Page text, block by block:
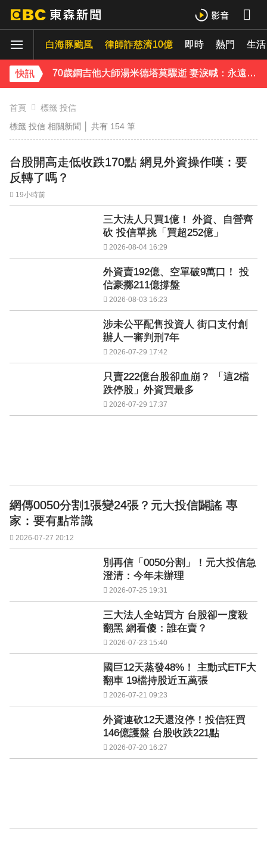
白海豚颱風 律師詐慈濟10億 即時 熱門 生活
快訊
中颱白海豚接近中 晚間至8/9最靠近
《理財達人秀》X 安聯投信免費講座報名中！搶先卡位 2027
70歲鋼吉他大師湯米德塔莫驟逝 妻淚喊：永遠是我一生摯愛
下載東森App，隨時掌握天下大小事！
熊本強震！台灣送帳篷成搶手物資 日網讚：比政府還快
首頁
標籤 投信
標籤 投信 相關新聞 │ 共有 154 筆
台股開高走低收跌170點 網見外資操作嘆：要
反轉了嗎？
19小時前
三大法人只買1億！ 外資、自營齊
砍 投信單挑「買超252億」
2026-08-04 16:29
外資賣192億、空單破9萬口！ 投
信豪擲211億撐盤
2026-08-03 16:23
涉未公平配售投資人 街口支付創
辦人一審判刑7年
2026-07-29 17:42
只賣222億台股卻血崩？ 「這2檔
跌停股」外資買最多
2026-07-29 17:37
網傳0050分割1張變24張？元大投信闢謠 專
家：要有點常識
2026-07-27 20:12
別再信「0050分割」！元大投信急
澄清：今年未辦理
2026-07-25 19:31
三大法人全站買方 台股卻一度殺
翻黑 網看傻：誰在賣？
2026-07-23 15:40
國巨12天蒸發48%！ 主動式ETF大
翻車 19檔持股近五萬張
2026-07-21 09:23
外資連砍12天還沒停！投信狂買
146億護盤 台股收跌221點
2026-07-20 16:27